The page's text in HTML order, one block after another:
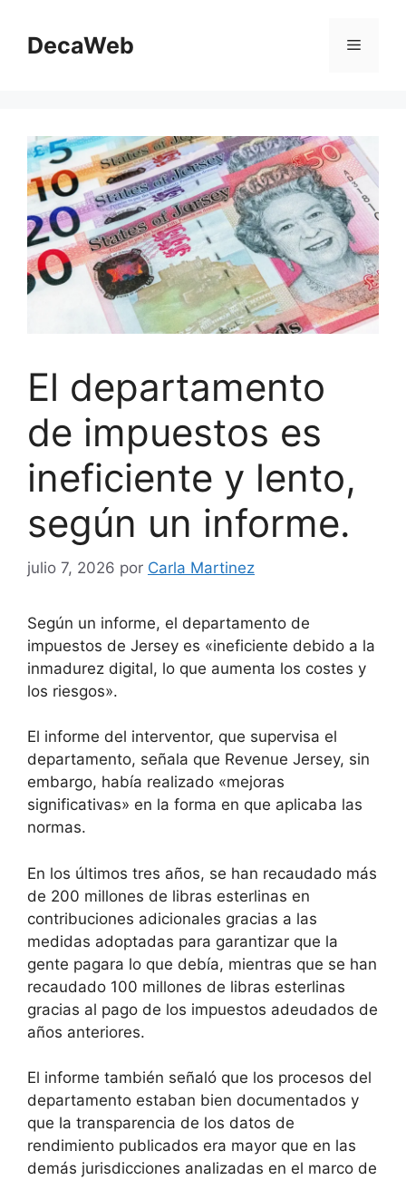
contenido
DecaWeb Menú
El departamento
de impuestos es
ineficiente y lento,
según un informe.
julio 7, 2026 por Carla Martinez
Según un informe, el departamento de
impuestos de Jersey es «ineficiente debido a la
inmadurez digital, lo que aumenta los costes y
los riesgos».
El informe del interventor, que supervisa el
departamento, señala que Revenue Jersey, sin
embargo, había realizado «mejoras
significativas» en la forma en que aplicaba las
normas.
En los últimos tres años, se han recaudado más
de 200 millones de libras esterlinas en
contribuciones adicionales gracias a las
medidas adoptadas para garantizar que la
gente pagara lo que debía, mientras que se han
recaudado 100 millones de libras esterlinas
gracias al pago de los impuestos adeudados de
años anteriores.
El informe también señaló que los procesos del
departamento estaban bien documentados y
que la transparencia de los datos de
rendimiento publicados era mayor que en las
demás jurisdicciones analizadas en el marco de